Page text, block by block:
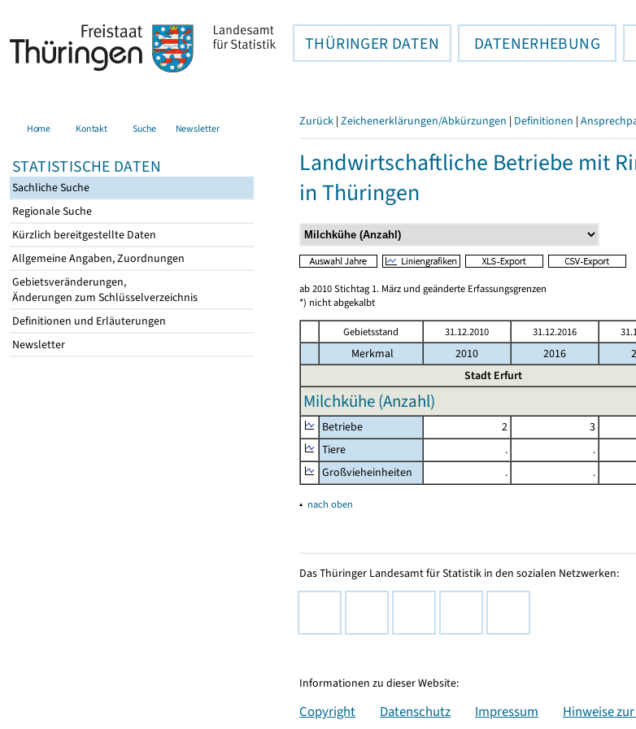
THÜRINGER DATEN DATENERHEBUNG
Home Kontakt Suche Newsletter
STATISTISCHE DATEN
Sachliche Suche
Regionale Suche
Kürzlich bereitgestellte Daten
Allgemeine Angaben, Zuordnungen
Gebietsveränderungen,
Änderungen zum Schlüsselverzeichnis
Definitionen und Erläuterungen
Newsletter
Zurück | Zeichenerklärungen/Abkürzungen | Definitionen |
Landwirtschaftliche Betriebe mit
in Thüringen
ab 2010 Stichtag 1. März und geänderte Erfassungsgrenzen
*) nicht abgekalbt
Gebietsstand 31.12.2010 31.12.2016
Merkmal 2010 2016
Stadt Erfurt
Milchkühe (Anzahl)
Betriebe 2 3
Tiere
. .
Großvieheinheiten
. .
▴ nach oben
Das Thüringer Landesamt für Statistik in den sozialen Netzwerken:
Informationen zu dieser Website:
Copyright Datenschutz Impressum Hinweise